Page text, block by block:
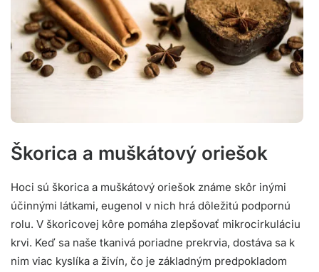
Škorica a muškátový oriešok
Hoci sú škorica a muškátový oriešok známe skôr inými
účinnými látkami, eugenol v nich hrá dôležitú podpornú
rolu. V škoricovej kôre pomáha zlepšovať mikrocirkuláciu
krvi. Keď sa naše tkanivá poriadne prekrvia, dostáva sa k
nim viac kyslíka a živín, čo je základným predpokladom